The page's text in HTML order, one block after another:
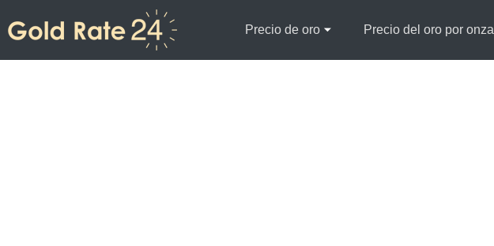
Precio de oro Precio del oro por onza